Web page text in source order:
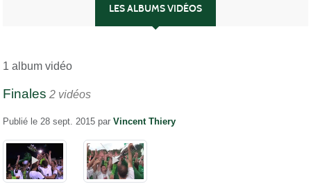
LES ALBUMS VIDÉOS
1 album vidéo
Finales 2 vidéos
Publié le 28 sept. 2015 par Vincent Thiery